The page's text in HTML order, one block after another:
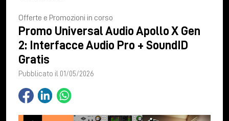
Offerte e Promozioni in corso
Promo Universal Audio Apollo X Gen
2: Interfacce Audio Pro + SoundID
Gratis
Pubblicato il 01/05/2026